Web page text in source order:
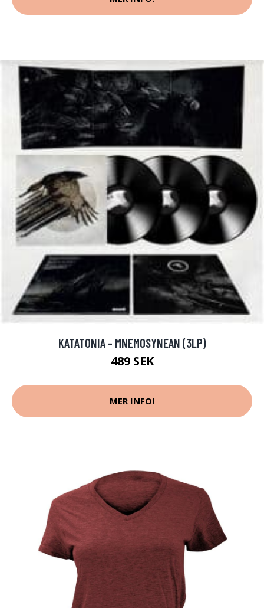
KATATONIA - MNEMOSYNEAN (3LP)
489 SEK
MER INFO!